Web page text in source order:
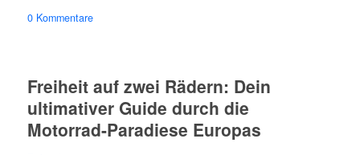
0 Kommentare
Freiheit auf zwei Rädern: Dein
ultimativer Guide durch die
Motorrad-Paradiese Europas